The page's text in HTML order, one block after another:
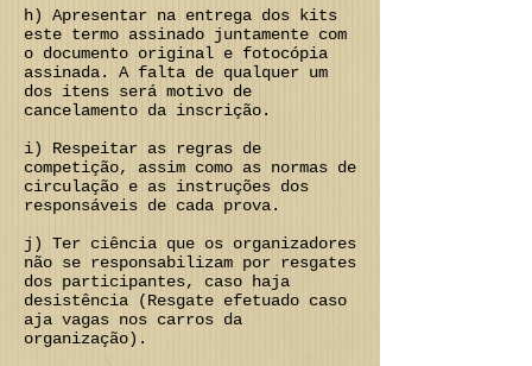
h) Apresentar na entrega dos kits
este termo assinado juntamente com
o documento original e fotocópia
assinada. A falta de qualquer um
dos itens será motivo de
cancelamento da inscrição.
i) Respeitar as regras de
competição, assim como as normas de
circulação e as instruções dos
responsáveis de cada prova.
j) Ter ciência que os organizadores
não se responsabilizam por resgates
dos participantes, caso haja
desistência (Resgate efetuado caso
aja vagas nos carros da
organização).